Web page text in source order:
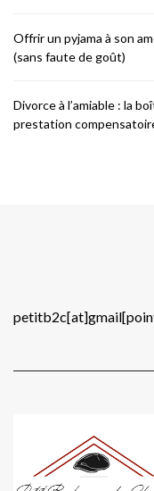
Offrir un pyjama à son
(sans faute de goût)
Divorce à l’amiable : la
prestation